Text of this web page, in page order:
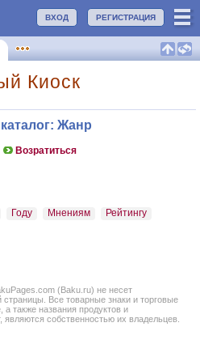
РЕГИСТРАЦИЯ
ВХОД
Киоск
Жанр
Возратиться
Году Мнениям
Рейтингу
(Baku.ru) не несет
страницы. Все товарные знаки и торговые
также названия продуктов и
являются собственностью их владельцев.